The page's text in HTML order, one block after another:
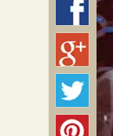
Perguntas Frequentes